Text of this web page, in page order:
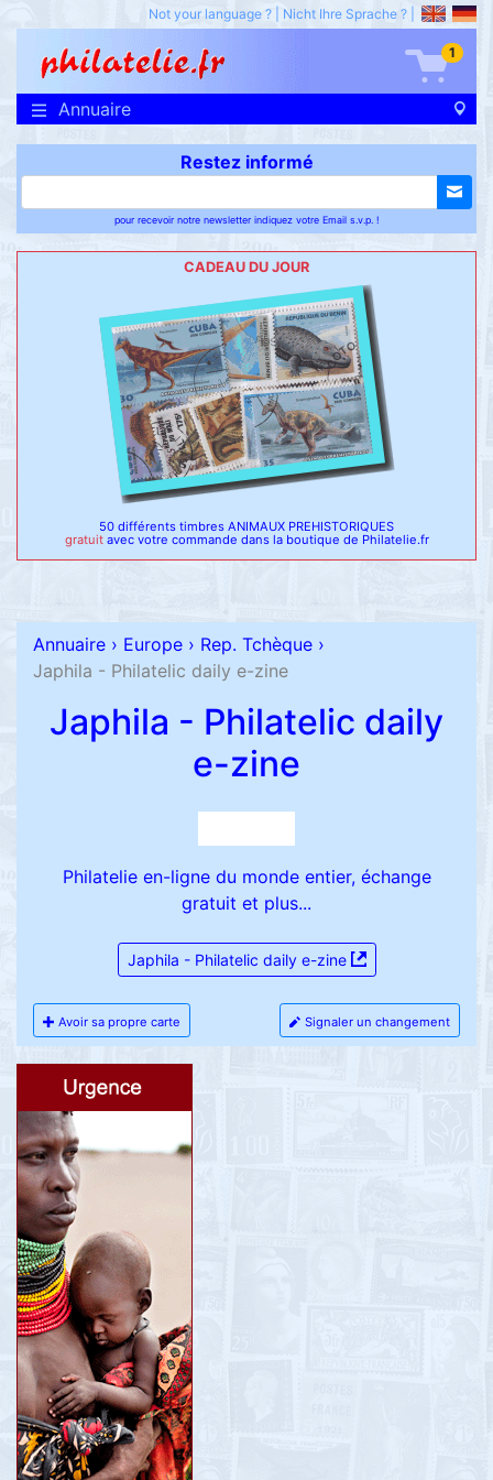
Not your language ? Nicht Ihre Sprache ?
1
Annuaire
Restez informé
pour recevoir notre newsletter indiquez votre Email s.v.p. !
CADEAU DU JOUR
50 différents timbres ANIMAUX PREHISTORIQUES
gratuit avec votre commande dans la boutique de Philatelie.fr
Annuaire › Europe › Rep. Tchèque ›
Japhila - Philatelic daily e-zine
Japhila - Philatelic daily
e-zine
Philatelie en-ligne du monde entier, échange
gratuit et plus...
Japhila - Philatelic daily e-zine
Avoir sa propre carte Signaler un changement